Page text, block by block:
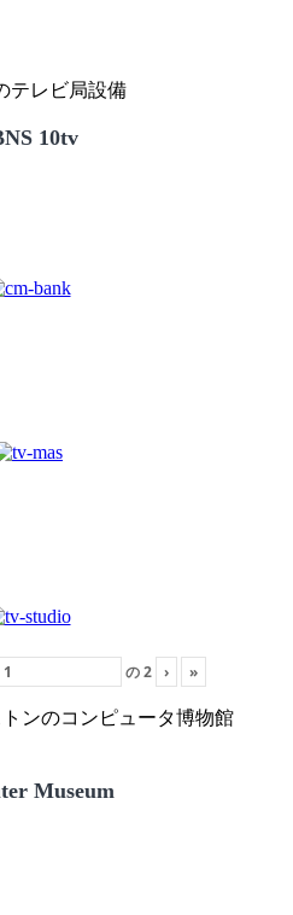
テレビ局設備
10tv
の2 › »
トンのコンピュータ博物館
Museum